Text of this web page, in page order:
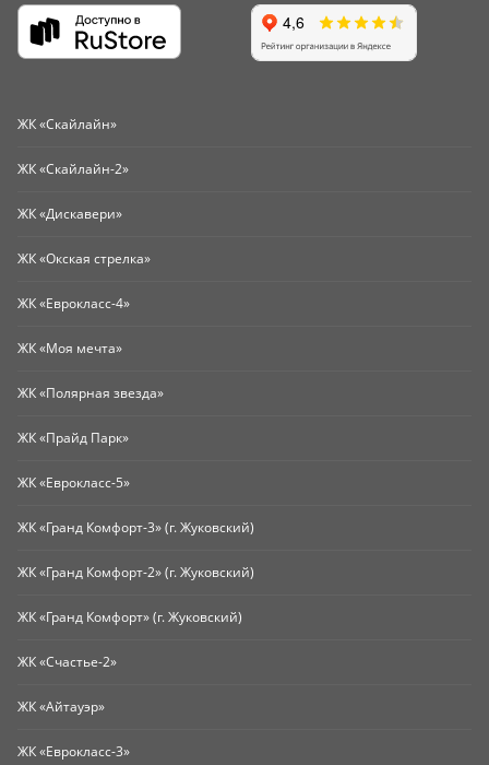
ЖК «Скайлайн»
ЖК «Скайлайн-2»
ЖК «Дискавери»
ЖК «Окская стрелка»
ЖК «Еврокласс-4»
ЖК «Моя мечта»
ЖК «Полярная звезда»
ЖК «Прайд Парк»
ЖК «Еврокласс-5»
ЖК «Гранд Комфорт-3» (г. Жуковский)
ЖК «Гранд Комфорт-2» (г. Жуковский)
ЖК «Гранд Комфорт» (г. Жуковский)
ЖК «Счастье-2»
ЖК «Айтауэр»
ЖК «Еврокласс-3»